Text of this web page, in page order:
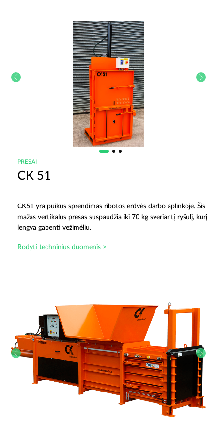
PRESAI
CK 51
CK51 yra puikus sprendimas ribotos erdvės darbo aplinkoje. Šis
mažas vertikalus presas suspaudžia iki 70 kg sveriantį ryšulį, kurį
lengva gabenti vežimėliu.
Rodyti techninius duomenis >